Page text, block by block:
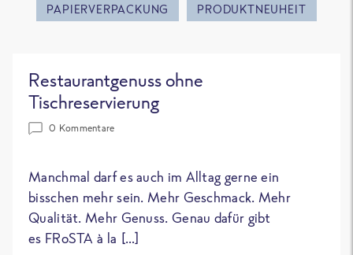
PAPIERVERPACKUNG PRODUKTNEUHEIT
Restaurantgenuss ohne
Tischreservierung
0 Kommentare
Manchmal darf es auch im Alltag gerne ein
bisschen mehr sein. Mehr Geschmack. Mehr
Qualität. Mehr Genuss. Genau dafür gibt
es FRoSTA à la […]